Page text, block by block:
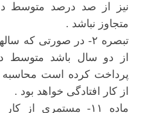
نیز از صد درصد متوسط
متجاوز نباشد .
تبصره ۲- در صورتی که
از دو سال باشد متوسط
پرداخت کرده است
از کار افتادگی خواهد بود .
ماده ۱۱- مستمری از